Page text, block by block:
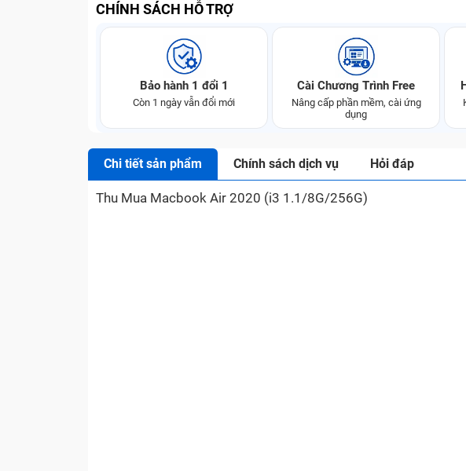
CHÍNH SÁCH HỖ TRỢ
Bảo hành 1 đổi 1
Còn 1 ngày vẫn đổi mới
Cài Chương Trình Free
Nâng cấp phần mềm, cài ứng
dụng
Chi tiết sản phẩm Chính sách dịch vụ Hỏi đáp
Thu Mua Macbook Air 2020 (i3 1.1/8G/256G)